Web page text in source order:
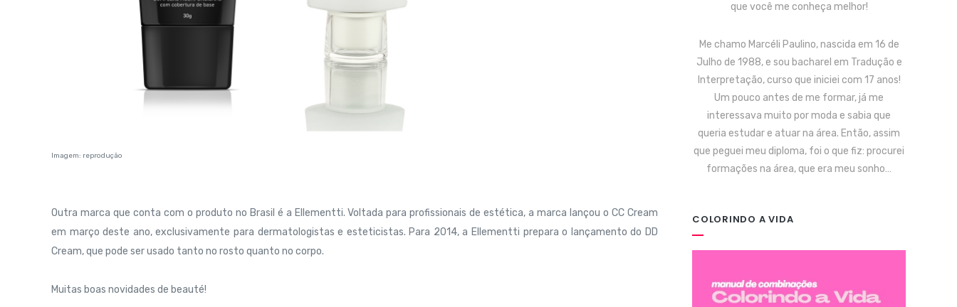
Imagem: reprodução
Outra marca que conta com o produto no Brasil é a Ellementti. Voltada para profissionais de estética, a marca lançou o CC Cream
em março deste ano, exclusivamente para dermatologistas e esteticistas. Para 2014, a Ellementti prepara o lançamento do DD
Cream, que pode ser usado tanto no rosto quanto no corpo.
Muitas boas novidades de beauté!
que você me conheça melhor!
Me chamo Marcéli Paulino, nascida em 16 de
Julho de 1988, e sou bacharel em Tradução e
Interpretação, curso que iniciei com 17 anos!
Um pouco antes de me formar, já me
interessava muito por moda e sabia que
queria estudar e atuar na área. Então, assim
que peguei meu diploma, foi o que fiz: procurei
formações na área, que era meu sonho…
COLORINDO A VIDA